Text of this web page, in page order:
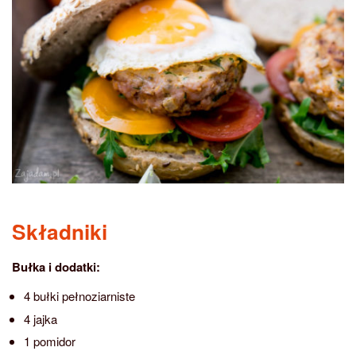
Składniki
Bułka i dodatki:
4 bułki pełnoziarniste
4 jajka
1 pomidor